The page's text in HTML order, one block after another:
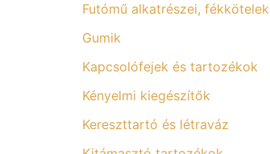
Futómű alkatrészei, fékkötelek
Gumik
Kapcsolófejek és tartozékok
Kényelmi kiegészítők
Kereszttartó és létraváz